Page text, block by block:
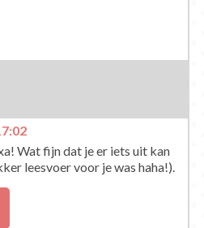
Wat fijn dat je er iets uit kan
leesvoer voor je was haha!).